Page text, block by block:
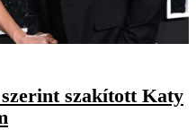
szakított Katy